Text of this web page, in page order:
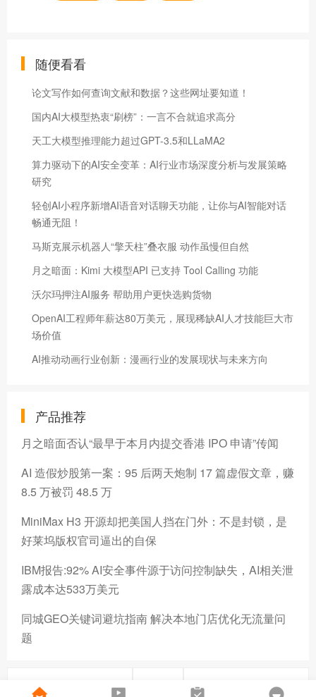
随便看看
论文写作如何查询文献和数据？这些网址要知道！
国内AI大模型热衷“刷榜”：一言不合就追求高分
天工大模型推理能力超过GPT-3.5和LLaMA2
算力驱动下的AI安全变革：AI行业市场深度分析与发展策略
研究
轻创AI小程序新增AI语音对话聊天功能，让你与AI智能对话
畅通无阻！
马斯克展示机器人“擎天柱”叠衣服 动作虽慢但自然
月之暗面：Kimi 大模型API 已支持 Tool Calling 功能
沃尔玛押注AI服务 帮助用户更快选购货物
OpenAI工程师年薪达80万美元，展现稀缺AI人才技能巨大市
场价值
AI推动动画行业创新：漫画行业的发展现状与未来方向
产品推荐
月之暗面否认“最早于本月内提交香港 IPO 申请”传闻
AI 造假炒股第一案：95 后两天炮制 17 篇虚假文章，赚
8.5 万被罚 48.5 万
MiniMax H3 开源却把美国人挡在门外：不是封锁，是
好莱坞版权官司逼出的自保
IBM报告:92% AI安全事件源于访问控制缺失，AI相关泄
露成本达533万美元
同城GEO关键词避坑指南 解决本地门店优化无流量问
题